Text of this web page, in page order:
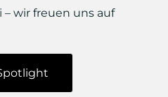
wir freuen uns auf